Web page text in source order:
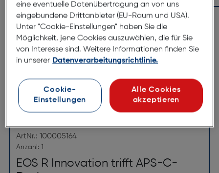
Bundle Produktbeschreibungen
Canon EOS R7+ RF-S 18-150/3.5-
6.3 IS STM
ArtNr.: 100005164
Anzahl: 1
EOS R Innovation trifft APS-C-
eine eventuelle Datenübertragung an von uns
eingebundene Drittanbieter (EU-Raum und USA).
Unter "Cookie-Einstellungen" haben Sie die
Möglichkeit, jene Cookies auszuwählen, die für Sie
von Interesse sind. Weitere Informationen finden Sie
in unserer Datenverarbeitungsrichtlinie.
Cookie-
Einstellungen
Alle Cookies
akzeptieren